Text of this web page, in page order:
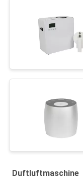
Duftluftmaschine